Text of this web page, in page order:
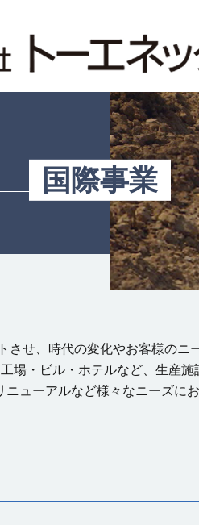
国際事業
させ、時代の変化やお客様のニ
場・ビル・ホテルなど、生産
ューアルなど様々なニーズに